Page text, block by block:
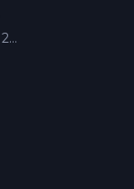
Larin izbor S1 – Epizoda 29 i 30